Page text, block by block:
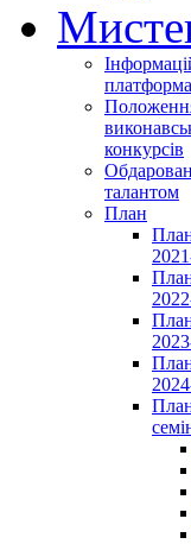
платформа
конкурсів
талантом
План